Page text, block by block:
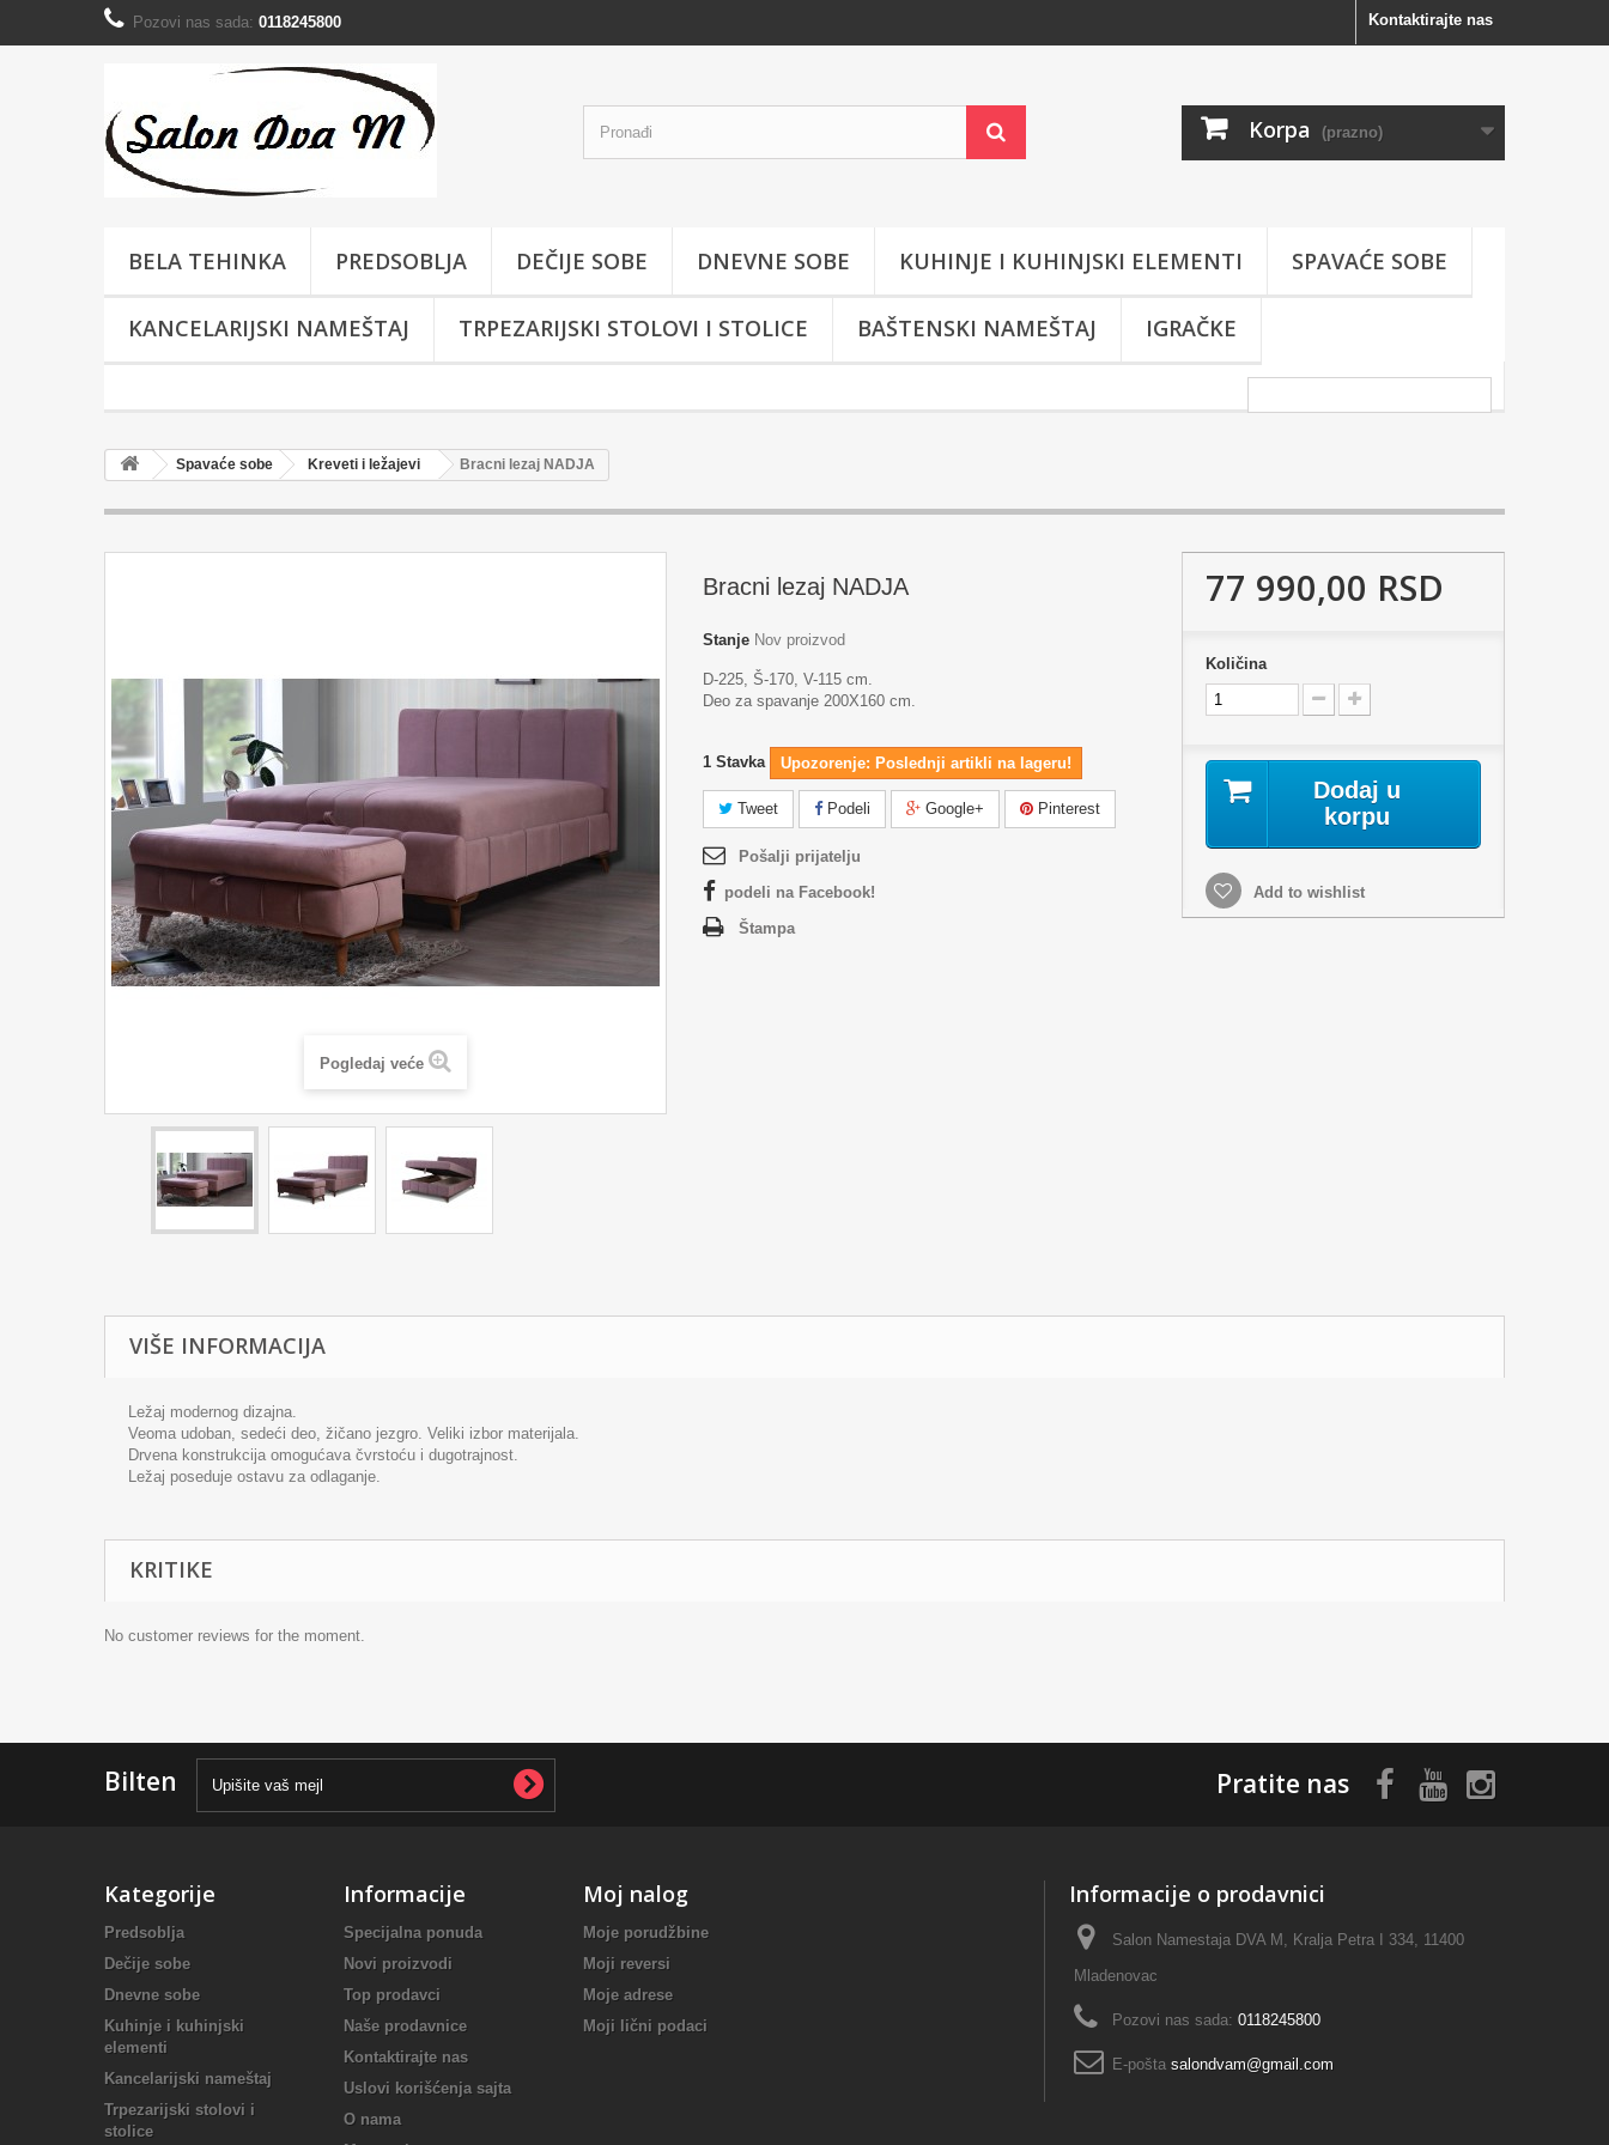
Kontaktirajte nas
Pozovi nas sada: 0118245800
Korpa (prazno)
BELA TEHINKA PREDSOBLJA DEČIJE SOBE DNEVNE SOBE KUHINJE I KUHINJSKI ELEMENTI SPAVAĆE SOBE
KANCELARIJSKI NAMEŠTAJ TRPEZARIJSKI STOLOVI I STOLICE BAŠTENSKI NAMEŠTAJ IGRAČKE
Spavaće sobe Kreveti i ležajevi Bracni lezaj NADJA
Pogledaj veće
Bracni lezaj NADJA
Stanje Nov proizvod
D-225, Š-170, V-115 cm.
Deo za spavanje 200X160 cm.
1 Stavka Upozorenje: Poslednji artikli na lageru!
Tweet Podeli Google+ Pinterest
Pošalji prijatelju
podeli na Facebook!
Štampa
77 990,00 RSD
Količina
Dodaj u
korpu
Add to wishlist
VIŠE INFORMACIJA
Ležaj modernog dizajna.
Veoma udoban, sedeći deo, žičano jezgro. Veliki izbor materijala.
Drvena konstrukcija omogućava čvrstoću i dugotrajnost.
Ležaj poseduje ostavu za odlaganje.
KRITIKE
No customer reviews for the moment.
Bilten Pratite nas
Kategorije
Predsoblja
Dečije sobe
Dnevne sobe
Kuhinje i kuhinjski
elementi
Kancelarijski nameštaj
Trpezarijski stolovi i
stolice
Informacije
Specijalna ponuda
Novi proizvodi
Top prodavci
Naše prodavnice
Kontaktirajte nas
Uslovi korišćenja sajta
O nama
Moj nalog
Moje porudžbine
Moji reversi
Moje adrese
Moji lični podaci
Informacije o prodavnici
Salon Namestaja DVA M, Kralja Petra I 334, 11400
Mladenovac
Pozovi nas sada: 0118245800
E-pošta salondvam@gmail.com